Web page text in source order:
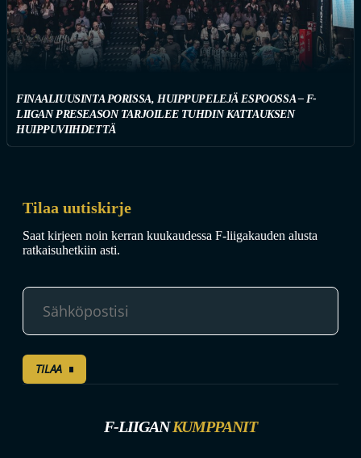
FINAALIUUSINTA PORISSA, HUIPPUPELEJÄ ESPOOSSA – F-
LIIGAN PRESEASON TARJOILEE TUHDIN KATTAUKSEN
HUIPPUVIIHDETTÄ
Tilaa uutiskirje
Saat kirjeen noin kerran kuukaudessa F-liigakauden alusta
ratkaisuhetkiin asti.
TILAA
F-LIIGANKUMPPANIT